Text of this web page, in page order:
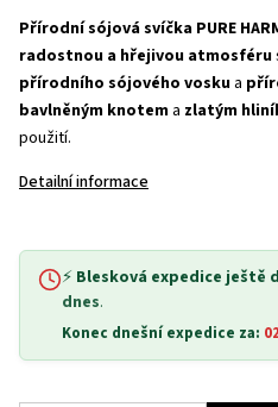
Přírodní sójová svíčka PURE
radostnou a hřejivou atmosféru
přírodního sójového vosku a
bavlněným knotem a zlatým
použití.
Detailní informace
⚡ Blesková expedice ještě
dnes.
Konec dnešní expedice za: